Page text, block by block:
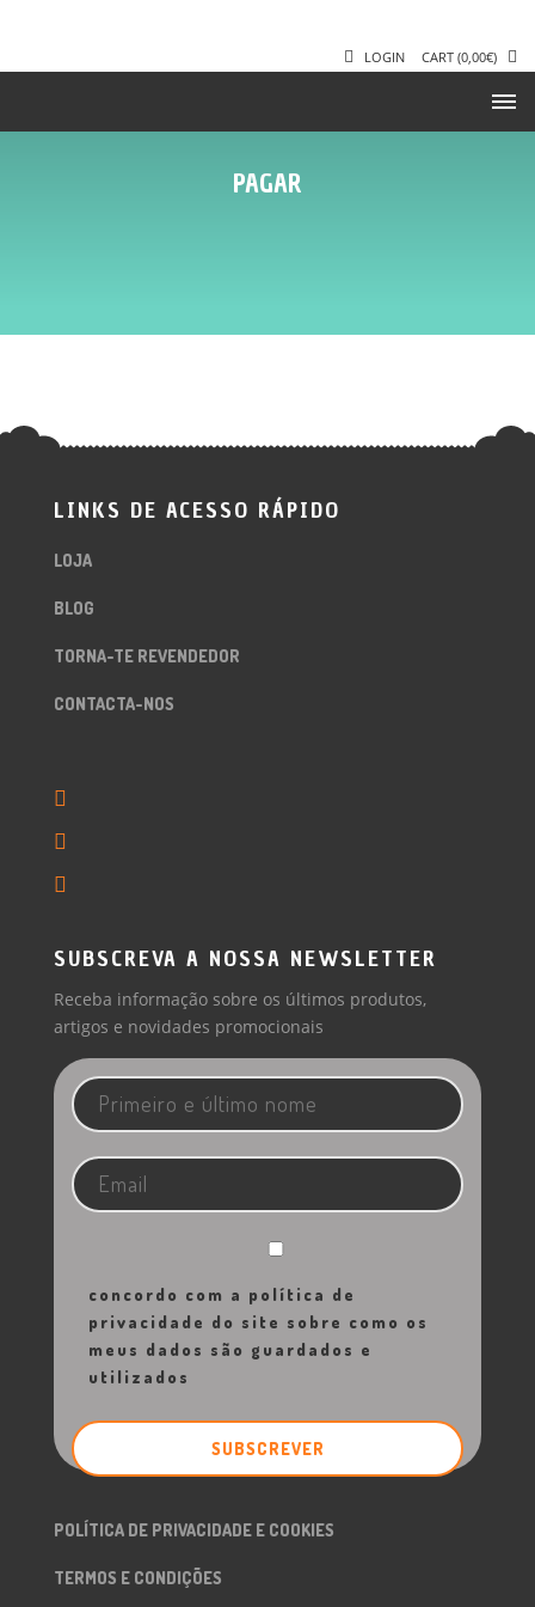
LOGIN CART (0,00€)
PAGAR
LINKS DE ACESSO RÁPIDO
LOJA
BLOG
TORNA-TE REVENDEDOR
CONTACTA-NOS
SUBSCREVA A NOSSA NEWSLETTER
Receba informação sobre os últimos produtos,
artigos e novidades promocionais
concordo com a política de
privacidade do site sobre como os
meus dados são guardados e
utilizados
POLÍTICA DE PRIVACIDADE E COOKIES
TERMOS E CONDIÇÕES